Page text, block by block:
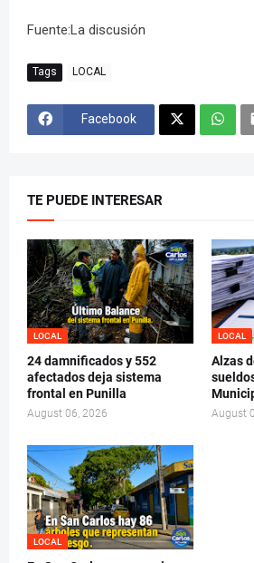
Fuente:La discusión
Tags LOCAL
Facebook
TE PUEDE INTERESAR
LOCAL
24 damnificados y 552
afectados deja sistema
frontal en Punilla
August 06, 2026
LOCAL
Alzas
August
LOCAL